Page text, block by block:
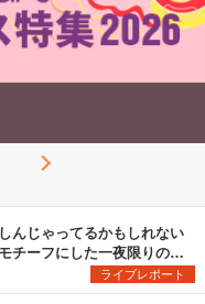
んじゃってるかもしれない
チーフにした一夜限りのス
レポート
ライブレポート